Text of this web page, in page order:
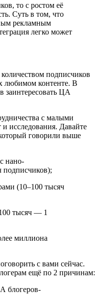
то с ростом её
Суть в том, что
рекламным
легко может
подписчиков
любимом контенте. В
заинтересовать ЦА
с малыми
исследования. Давайте
говорили выше
нано-
подписчиков);
(10–100 тысяч
тысяч — 1
миллиона
с вами сейчас.
ещё по 2 причинам:
блогеров-